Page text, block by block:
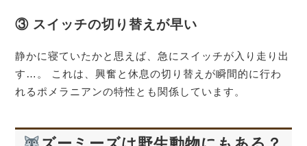
③ スイッチの切り替えが早い
静かに寝ていたかと思えば、急にスイッチが入り走り出
す…。 これは、興奮と休息の切り替えが瞬間的に行わ
れるポメラニアンの特性とも関係しています。